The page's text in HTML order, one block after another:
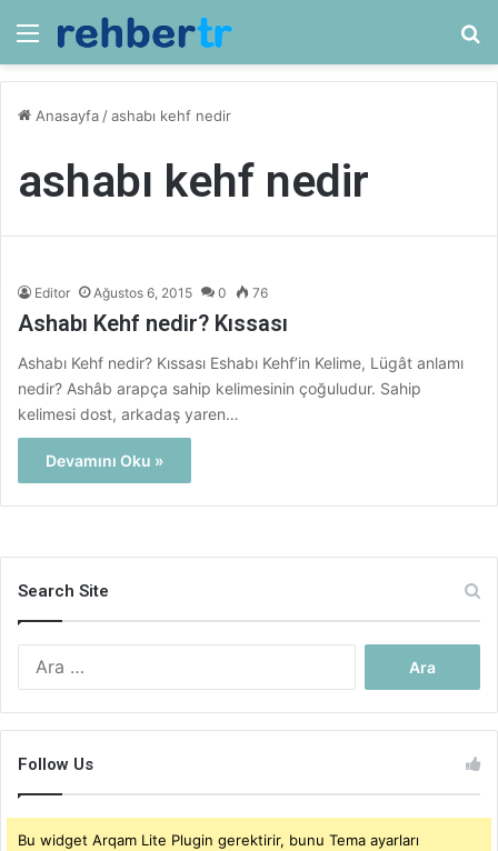
Menü
Anasayfa /ashabı kehf nedir
ashabı kehf nedir
Editor Ağustos 6, 2015 0 76
Ashabı Kehf nedir? Kıssası
Ashabı Kehf nedir? Kıssası Eshabı Kehf’in Kelime, Lügât anlamı
nedir? Ashâb arapça sahip kelimesinin çoğuludur. Sahip
kelimesi dost, arkadaş yaren…
Devamını Oku »
Search Site
Follow Us
Bu widget Arqam Lite Plugin gerektirir, bunu Tema ayarları